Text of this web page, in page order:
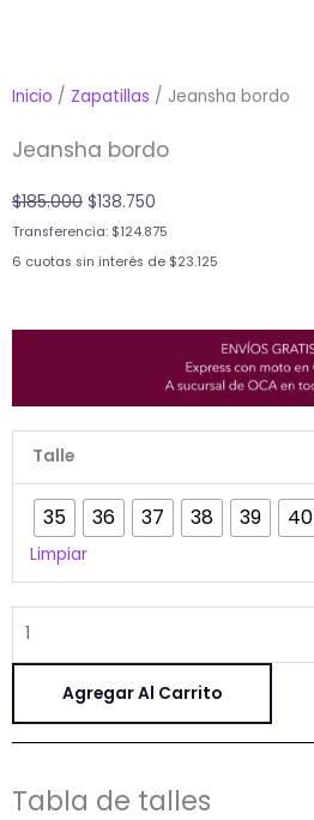
Inicio / Zapatillas / Jeansha bordo
Jeansha bordo
$185.000 Original
price
was:
$138.750
price
is:
Transferencia: $124.875
6 cuotas sin interés de $23.125
Talle
35 36 37 38 39 40
Limpiar
cantidad
Agregar Al Carrito
Tabla de talles